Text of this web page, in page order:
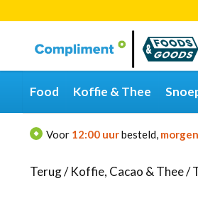
Categorieën
Merken
Food Koffie & Thee
Voor 12:00 uurbesteld, morgen
Terug/Koffie, Cacao & Thee/